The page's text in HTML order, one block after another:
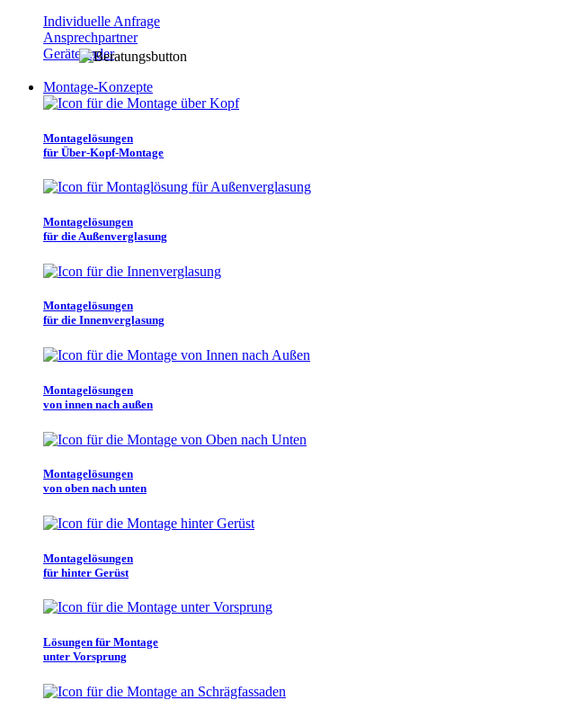
Individuelle Anfrage
Ansprechpartner
Gerätefinder
Montage-Konzepte
Montagelösungen
für Über-Kopf-Montage
Montagelösungen
für die Außenverglasung
Montagelösungen
für die Innenverglasung
Montagelösungen
von innen nach außen
Montagelösungen
von oben nach unten
Montagelösungen
für hinter Gerüst
Lösungen für Montage
unter Vorsprung